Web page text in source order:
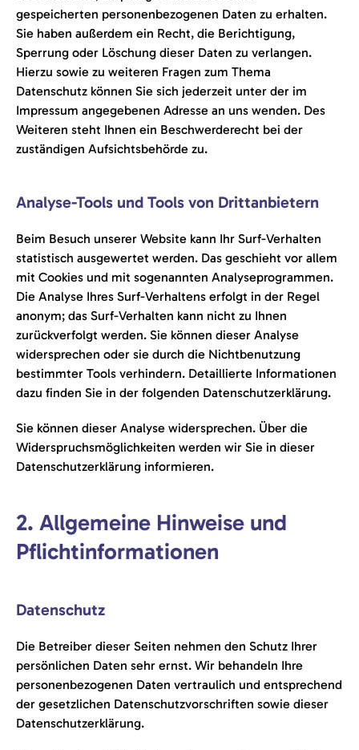
gespeicherten personenbezogenen Daten zu erhalten.
Sie haben außerdem ein Recht, die Berichtigung,
Sperrung oder Löschung dieser Daten zu verlangen.
Hierzu sowie zu weiteren Fragen zum Thema
Datenschutz können Sie sich jederzeit unter der im
Impressum angegebenen Adresse an uns wenden. Des
Weiteren steht Ihnen ein Beschwerderecht bei der
zuständigen Aufsichtsbehörde zu.
Analyse-Tools und Tools von Drittanbietern
Beim Besuch unserer Website kann Ihr Surf-Verhalten
statistisch ausgewertet werden. Das geschieht vor allem
mit Cookies und mit sogenannten Analyseprogrammen.
Die Analyse Ihres Surf-Verhaltens erfolgt in der Regel
anonym; das Surf-Verhalten kann nicht zu Ihnen
zurückverfolgt werden. Sie können dieser Analyse
widersprechen oder sie durch die Nichtbenutzung
bestimmter Tools verhindern. Detaillierte Informationen
dazu finden Sie in der folgenden Datenschutzerklärung.
Sie können dieser Analyse widersprechen. Über die
Widerspruchsmöglichkeiten werden wir Sie in dieser
Datenschutzerklärung informieren.
2. Allgemeine Hinweise und
Pflichtinformationen
Datenschutz
Die Betreiber dieser Seiten nehmen den Schutz Ihrer
persönlichen Daten sehr ernst. Wir behandeln Ihre
personenbezogenen Daten vertraulich und entsprechend
der gesetzlichen Datenschutzvorschriften sowie dieser
Datenschutzerklärung.